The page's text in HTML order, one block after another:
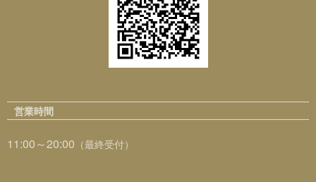
営業時間
11:00～20:00 （最終受付）